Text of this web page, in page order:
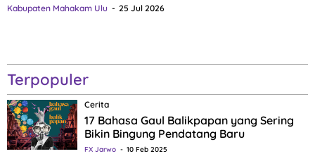
Kabupaten Mahakam Ulu 25 Jul 2026
Terpopuler
Cerita
17 Bahasa Gaul Balikpapan yang Sering
Bikin Bingung Pendatang Baru
FX Jarwo 10 Feb 2025